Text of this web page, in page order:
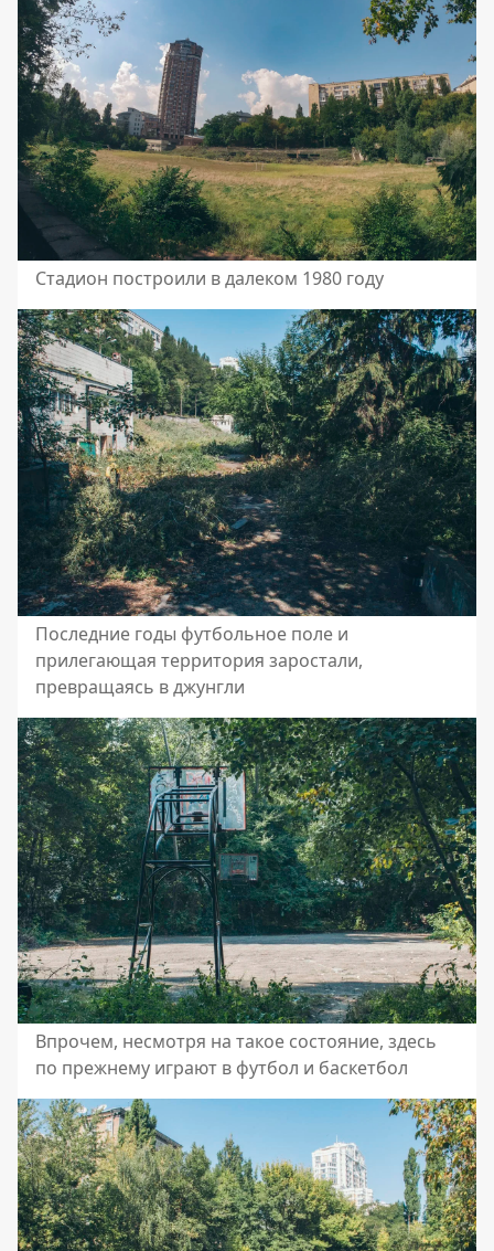
Стадион построили в далеком 1980 году
Последние годы футбольное поле и
прилегающая территория заростали,
превращаясь в джунгли
Впрочем, несмотря на такое состояние, здесь
по прежнему играют в футбол и баскетбол